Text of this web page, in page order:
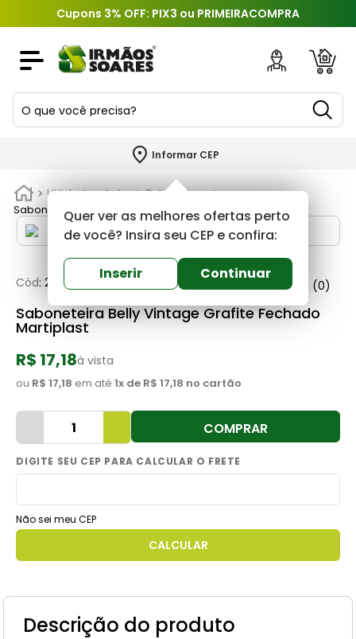
Cupons 3% OFF: PIX3 ou PRIMEIRACOMPRA
O que você precisa?
Informar CEP
Quer ver as melhores ofertas perto
de você? Insira seu CEP e confira:
Inserir Continuar
Utilidades do Lar
Saboneteira
Saboneteira Belly Vintage Grafite Fechado Martiplast
Cód:232289 Martiplast (0)
Saboneteira Belly Vintage Grafite Fechado
Martiplast
R$ 17,18à vista
ou R$ 17,18 em até 1x de R$ 17,18 no cartão
COMPRAR
Não sei meu CEP
Descrição do produto
TERMOS MAIS BUSCADOS
2º
3º
porta
revestimento
5º
argamassa
6º
telha
cimento
vaso sanitário